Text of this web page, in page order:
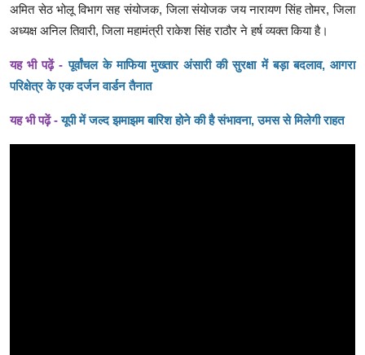
अमित सेठ भोलू विभाग सह संयोजक, जिला संयोजक जय नारायण सिंह तोमर, जिला
अध्यक्ष अनिल तिवारी, जिला महामंत्री राकेश सिंह राठौर ने हर्ष व्यक्त किया है।
यह भी पढ़ें -पूर्वांचल के माफिया मुख्तार अंसारी की सुरक्षा में बड़ा बदलाव, आगरा
परिक्षेत्र के एक दर्जन वार्डन तैनात
यह भी पढ़ें -यूपी में जल्द झमाझम बारिश होने की है संभावना, उमस से मिलेगी राहत